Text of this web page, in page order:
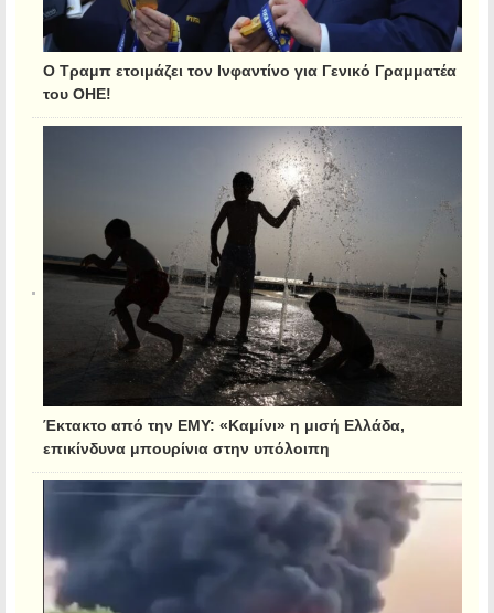
Ο Τραμπ ετοιμάζει τον Ινφαντίνο για Γενικό Γραμματέα
του ΟΗΕ!
Έκτακτο από την ΕΜΥ: «Καμίνι» η μισή Ελλάδα,
επικίνδυνα μπουρίνια στην υπόλοιπη